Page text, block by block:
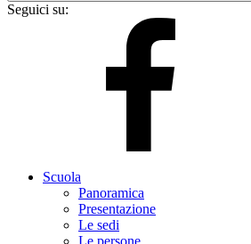
Seguici su:
Scuola
Panoramica
Presentazione
Le sedi
Le persone